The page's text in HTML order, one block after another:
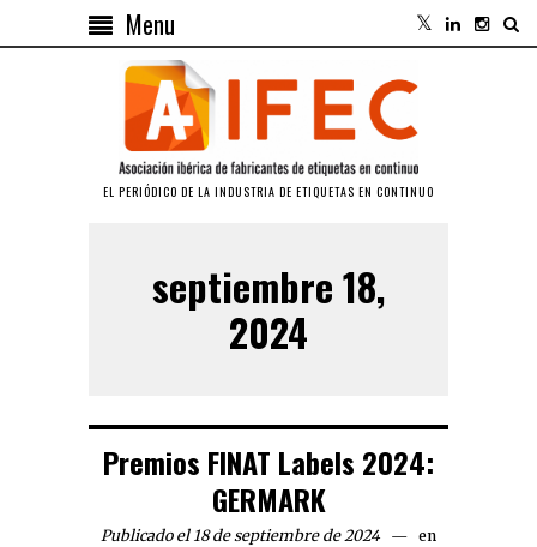
Menu
EL PERIÓDICO DE LA INDUSTRIA DE ETIQUETAS EN CONTINUO
septiembre 18,
2024
Premios FINAT Labels 2024:
GERMARK
Publicado el 18 de septiembre de 2024
en